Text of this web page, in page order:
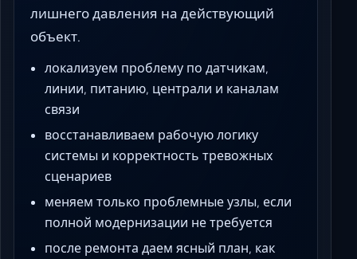
лишнего давления на действующий
объект.
локализуем проблему по датчикам,
линии, питанию, централи и каналам
связи
восстанавливаем рабочую логику
системы и корректность тревожных
сценариев
меняем только проблемные узлы, если
полной модернизации не требуется
после ремонта даем ясный план, как